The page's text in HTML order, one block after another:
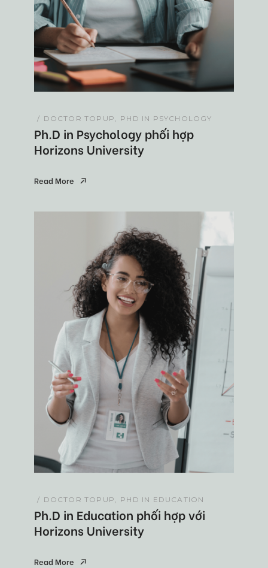
DOCTOR TOPUP PHD IN PSYCHOLOGY
Ph.D in Psychology phối hợp
Horizons University
Read More
DOCTOR TOPUP PHD IN EDUCATION
Ph.D in Education phối hợp với
Horizons University
Read More